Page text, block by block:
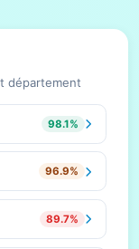
département
98.1%
96.9%
89.7%